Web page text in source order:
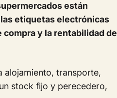
están
etiquetas electrónicas
y la rentabilidad de
alojamiento, transporte,
stock fijo y perecedero,